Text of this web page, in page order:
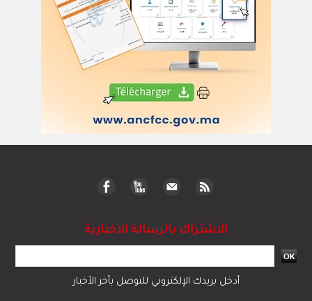
الاشتراك بالرسالة الاخبارية
أدخل بريدك الإلكتروني للتوصل بآخر الأخبار